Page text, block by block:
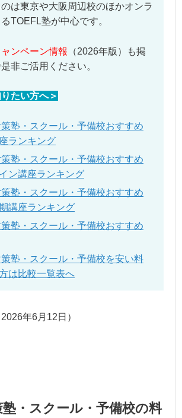
は東京や大阪周辺校のほかオンラ
TOEFL塾が中心です。
ンペーン情報
（2026年版）も掲
非ご活用ください。
たい方へ＞
塾・スクール・予備校おすすめ
ランキング
塾・スクール・予備校おすすめ
ン講座ランキング
塾・スクール・予備校おすすめ
講座ランキング
塾・スクール・予備校おすすめ
塾・スクール・予備校を安い料
は比較一覧表へ
2026年6月12日 ）
・スクール・予備校の料